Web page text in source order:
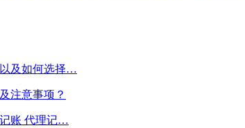
及如何选择…
注意事项？
账 代理记…